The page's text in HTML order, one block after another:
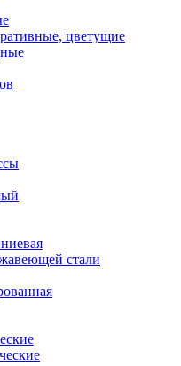
цветущие
стали